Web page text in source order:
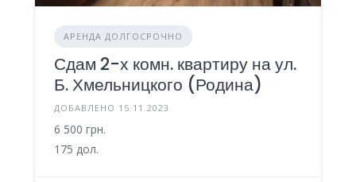
АРЕНДА ДОЛГОСРОЧНО
Сдам 2-х комн. квартиру на ул.
Б. Хмельницкого (Родина)
ДОБАВЛЕНО 15.11.2023
6 500 грн.
175 дол.